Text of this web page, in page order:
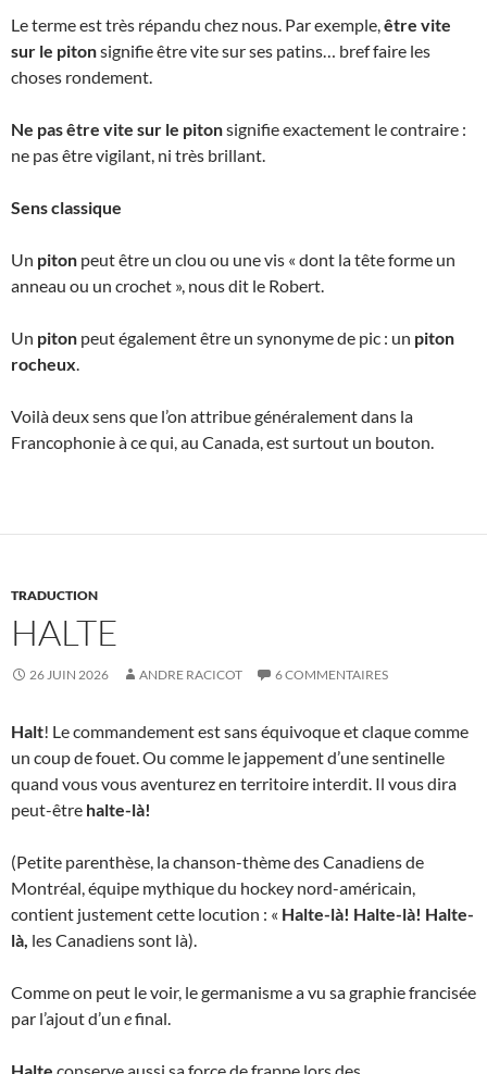
Le terme est très répandu chez nous. Par exemple,être vite
sur le pitonsignifie être vite sur ses patins… bref faire les
choses rondement.
Ne pas être vite sur le pitonsignifie exactement le contraire :
ne pas être vigilant, ni très brillant.
Sens classique
Un piton peut être un clou ou une vis « dont la tête forme un
anneau ou un crochet », nous dit le Robert.
Un piton peut également être un synonyme de pic : un piton
rocheux.
Voilà deux sens que l’on attribue généralement dans la
Francophonie à ce qui, au Canada, est surtout un bouton.
TRADUCTION
HALTE
26 JUIN 2026 ANDRE RACICOT 6 COMMENTAIRES
Halt! Le commandement est sans équivoque et claque comme
un coup de fouet. Ou comme le jappement d’une sentinelle
quand vous vous aventurez en territoire interdit. Il vous dira
peut-être halte-là!
(Petite parenthèse, la chanson-thème des Canadiens de
Montréal, équipe mythique du hockey nord-américain,
contient justement cette locution : « Halte-là! Halte-là! Halte-
là, les Canadiens sont là).
Comme on peut le voir, le germanisme a vu sa graphie francisée
par l’ajout d’un efinal.